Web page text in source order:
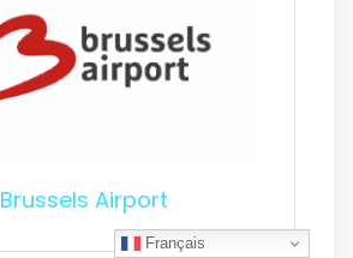
Brussels Airport
Français